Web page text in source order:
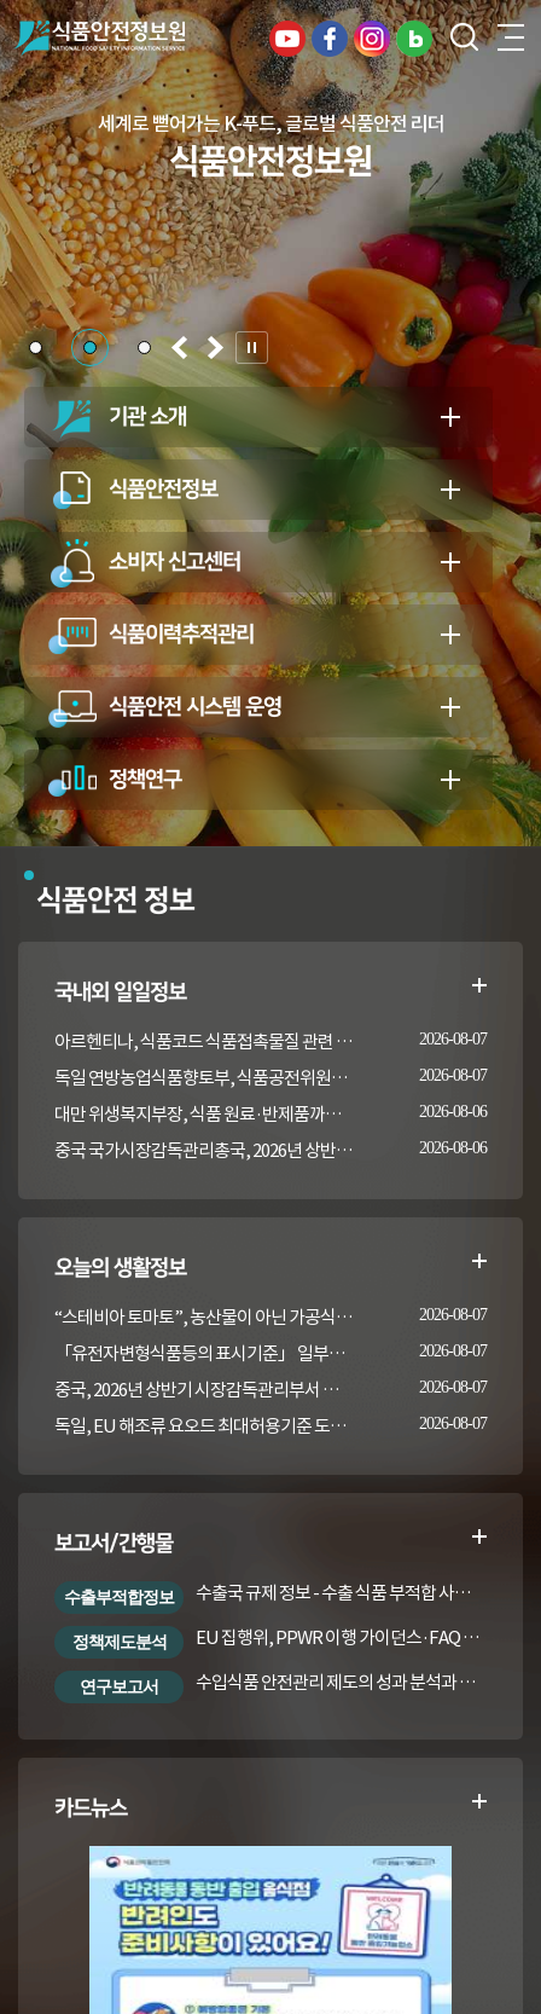
건강하고 안전한 식생활, 일상의 행복을
든든하게 지키는 식품안전 지킴이
식품안전정보원
세계로 뻗어가는 K-푸드, 글로벌 식품안전 리더
식품안전정보원
기관 소개
식품안전정보
소비자 신고센터
식품이력추적관리
식품안전 시스템 운영
정책연구
식품안전 정보
국내외 일일정보
아르헨티나, 식품코드 식품접촉물질 관련 일부 조항 개정 2026-08-07
독일 연방농업식품향토부, 식품공전위원회의 갑각류 및 연체류 지침 개정 채택 고시 2026-08-07
대만 위생복지부장, 식품 원료·반제품까지 이상 통보 의무 확대 추진 2026-08-06
중국 국가시장감독관리총국, 2026년 상반기 시장감독관리부서 식품안전 감독 샘플검사 현황 통보 2026-08-06
오늘의 생활정보
“스테비아 토마토”, 농산물이 아닌 가공식품입니다 2026-08-07
「유전자변형식품등의 표시기준」 일부개정고시(안) 행정예고(식품의약품안전처 공고 제2026-389호, 2026. 8. 5.) 2026-08-07
중국, 2026년 상반기 시장감독관리부서 식품안전 감독 샘플검사 현황 통보 2026-08-07
독일, EU 해조류 요오드 최대허용기준 도입안 평가... 요오드 함량 표시 및 경고문 권고 2026-08-07
보고서/간행물
수출부적합정보 수출국 규제 정보 - 수출 식품 부적합 사례 및 관련 기준·규격('26년 1분기)
정책제도분석 EU 집행위, PPWR 이행 가이던스·FAQ 번역본
연구보고서 수입식품 안전관리 제도의 성과 분석과 수입식품법령의 재정비 방안
카드뉴스